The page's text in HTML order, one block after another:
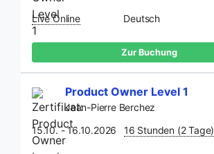
Live Online Deutsch
Zur Buchung
Product Owner Level 1
Jean-Pierre Berchez
15.10. - 16.10.2026
16 Stunden (2 Tage)